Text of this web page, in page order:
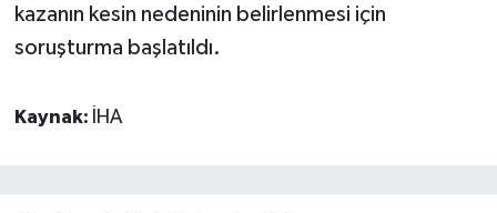
kazanın kesin nedeninin belirlenmesi için
soruşturma başlatıldı.
Kaynak: İHA